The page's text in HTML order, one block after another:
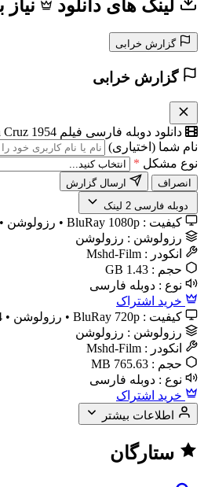
لینک های دانلود
گزارش خرابی
گزارش خرابی
دانلود دوبله فارسی فیلم Vera Cruz 1954
نام شما (اختیاری)
نوع مشکل *
انصراف
️ دوبله فارسی 2 لینک
کیفیت : BluRay 1080p • رزولوشن • x264
رزولوشن : رزولوشن
انکودر : Mshd-Film
حجم : 1.43 GB
نوع : دوبله فارسی
خرید اشتراک
کیفیت : BluRay 720p • رزولوشن • x264
رزولوشن : رزولوشن
انکودر : Mshd-Film
حجم : 765.63 MB
نوع : دوبله فارسی
خرید اشتراک
اطلاعات بیشتر
ستارگان